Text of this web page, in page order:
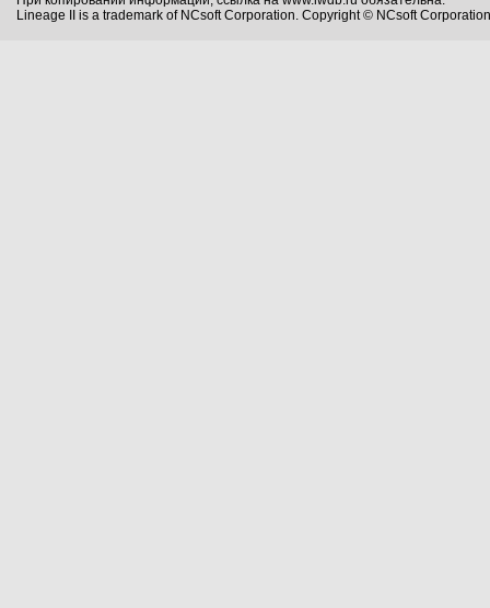
Lineage II is a trademark of NCsoft Corporation. Copyright © NCsoft